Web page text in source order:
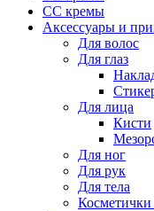
CC кремы
Аксессуары и
Для волос
Для глаз
Для лица
Кисти
Для ног
Для рук
Для тела